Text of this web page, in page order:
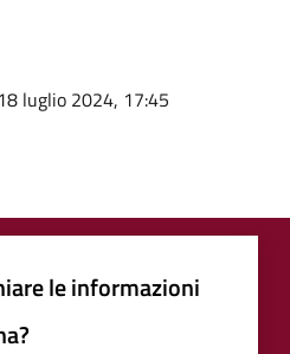
luglio 2024, 17:45
le informazioni